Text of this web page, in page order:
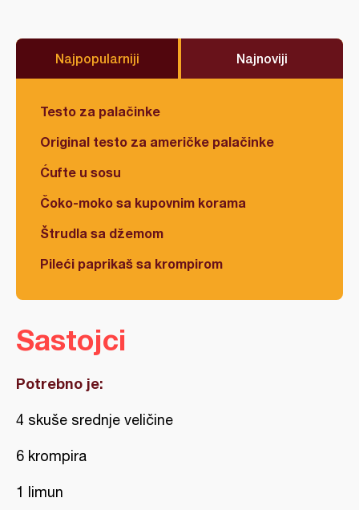
Najpopularniji Najnoviji
Testo za palačinke
Original testo za američke palačinke
Ćufte u sosu
Čoko-moko sa kupovnim korama
Štrudla sa džemom
Pileći paprikaš sa krompirom
Sastojci
Potrebno je:
4 skuše srednje veličine
6 krompira
1 limun